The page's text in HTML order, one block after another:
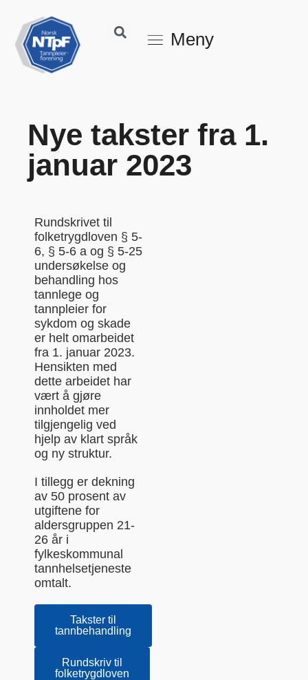
Meny
Nye takster fra 1.
januar 2023
Rundskrivet til
folketrygdloven § 5-
6, § 5-6 a og § 5-25
undersøkelse og
behandling hos
tannlege og
tannpleier for
sykdom og skade
er helt omarbeidet
fra 1. januar 2023.
Hensikten med
dette arbeidet har
vært å gjøre
innholdet mer
tilgjengelig ved
hjelp av klart språk
og ny struktur.
I tillegg er dekning
av 50 prosent av
utgiftene for
aldersgruppen 21-
26 år i
fylkeskommunal
tannhelsetjeneste
omtalt.
Takster til
tannbehandling
Rundskriv til
folketrygdloven